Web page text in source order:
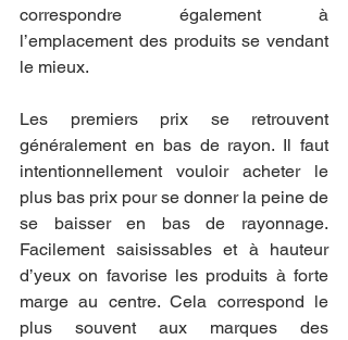
correspondre également à
l’emplacement des produits se vendant
le mieux.
Les premiers prix se retrouvent
généralement en bas de rayon. Il faut
intentionnellement vouloir acheter le
plus bas prix pour se donner la peine de
se baisser en bas de rayonnage.
Facilement saisissables et à hauteur
d’yeux on favorise les produits à forte
marge au centre. Cela correspond le
plus souvent aux marques des